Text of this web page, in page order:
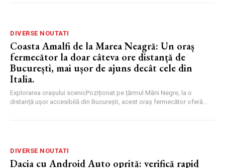
DIVERSE NOUTATI
Coasta Amalfi de la Marea Neagră: Un oraș
fermecător la doar câteva ore distanță de
București, mai ușor de ajuns decât cele din
Italia.
Explorarea orașului scenicPoziționat pe țărmul Mării Negre, la o
distanță ușor accesibilă din București, acest oraș fermecător oferă...
DIVERSE NOUTATI
Dacia cu Android Auto oprită: verifică rapid